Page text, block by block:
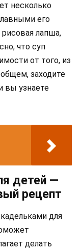
несколько
его
лапша,
что суп
от того, из
заходите
вы узнаете
детей —
рецепт
для
делать